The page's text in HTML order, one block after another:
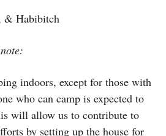
& Habibitch
indoors, except for those with
who can camp is expected to
will allow us to contribute to
by setting up the house for